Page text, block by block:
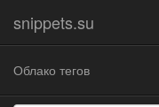
snippets.su
Облако тегов